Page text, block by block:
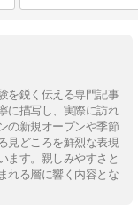
を鋭く伝える専門記事
に描写し、実際に訪れ
の新規オープンや季節
見どころを鮮烈な表現
ます。親しみやすさと
れる層に響く内容とな